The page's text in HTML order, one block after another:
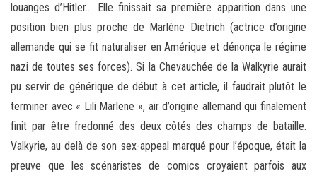
louanges d’Hitler… Elle finissait sa première apparition dans une
position bien plus proche de Marlène Dietrich (actrice d’origine
allemande qui se fit naturaliser en Amérique et dénonça le régime
nazi de toutes ses forces). Si la Chevauchée de la Walkyrie aurait
pu servir de générique de début à cet article, il faudrait plutôt le
terminer avec « Lili Marlene », air d’origine allemand qui finalement
finit par être fredonné des deux côtés des champs de bataille.
Valkyrie, au delà de son sex-appeal marqué pour l’époque, était la
preuve que les scénaristes de comics croyaient parfois aux